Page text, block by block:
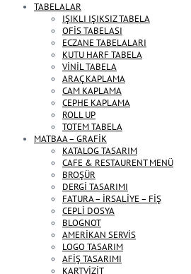
TABELALAR
IŞIKLI IŞIKSIZ TABELA
OFİS TABELASI
ECZANE TABELALARI
KUTU HARF TABELA
VİNİL TABELA
ARAÇ KAPLAMA
CAM KAPLAMA
CEPHE KAPLAMA
ROLL UP
TOTEM TABELA
MATBAA – GRAFİK
KATALOG TASARIM
CAFE & RESTAURENT MENÜ
BROŞÜR
DERGİ TASARIMI
FATURA – İRSALİYE – FİŞ
CEPLİ DOSYA
BLOGNOT
AMERİKAN SERVİS
LOGO TASARIM
AFİŞ TASARIMI
KARTVİZİT